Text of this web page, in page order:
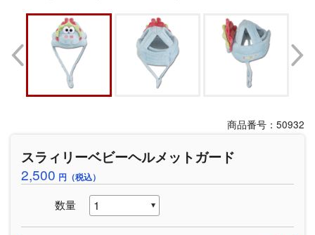
商品番号：50932
スラィリーベビーヘルメットガード
2,500 円（税込）
数量